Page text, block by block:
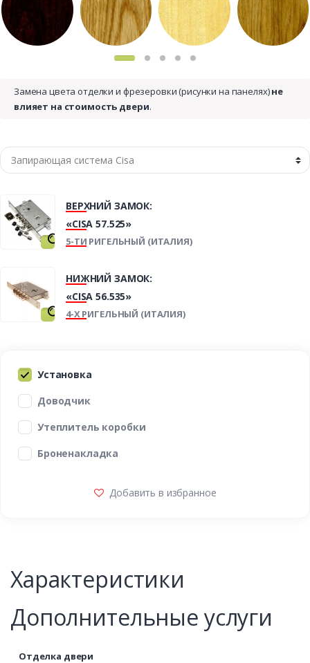
Замена цвета отделки и фрезеровки (рисунки на панелях)не
влияет на стоимость двери.
ВЕРХНИЙ ЗАМОК:
«CISA 57.525»
5-ТИ РИГЕЛЬНЫЙ (ИТАЛИЯ)
НИЖНИЙ ЗАМОК:
«CISA 56.535»
4-Х РИГЕЛЬНЫЙ (ИТАЛИЯ)
Установка
Доводчик
Утеплитель коробки
Броненакладка
Добавить в избранное
Характеристики
Дополнительные услуги
Отделка двери